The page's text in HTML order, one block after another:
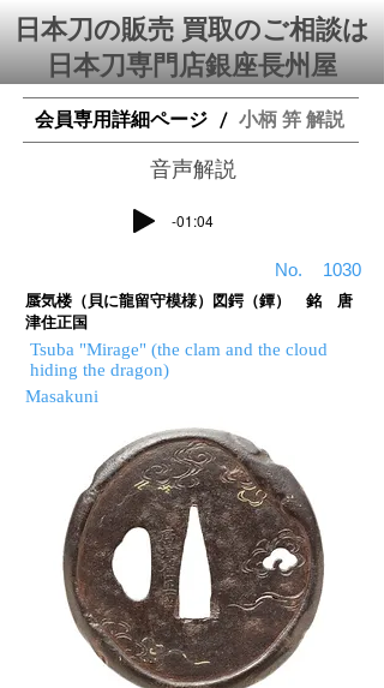
日本刀の販売 買取のご相談は
日本刀専門店銀座⻑州屋
会員専用詳細ページ / 小柄 笄 解説
​音声解説
-01:04
​No. 1030
蜃気楼（貝に龍留守模様）図鍔（鐔） 銘 唐
津住正国
Tsuba "Mirage" (the clam and the cloud
hiding the dragon)
Masakuni